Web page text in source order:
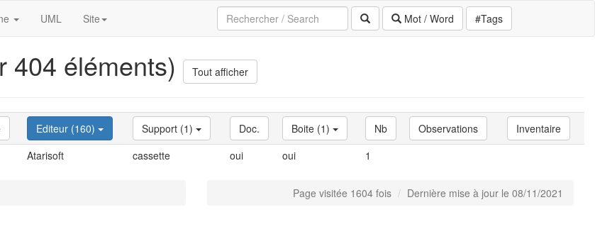
UML Site Mot / Word #Tags
404 éléments) Tout afficher
Editeur (160) Support (1) Doc. Boite (1) Nb Observations
Inventaire
Atarisoft cassette oui oui 1
Page visitée 1604 fois Dernière mise à jour le 08/11/2021